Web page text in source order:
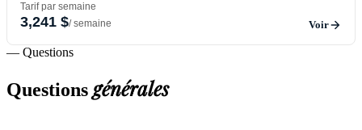
Tarif par semaine
3,241 $/ semaine Voir
— Questions
Questionsgénérales